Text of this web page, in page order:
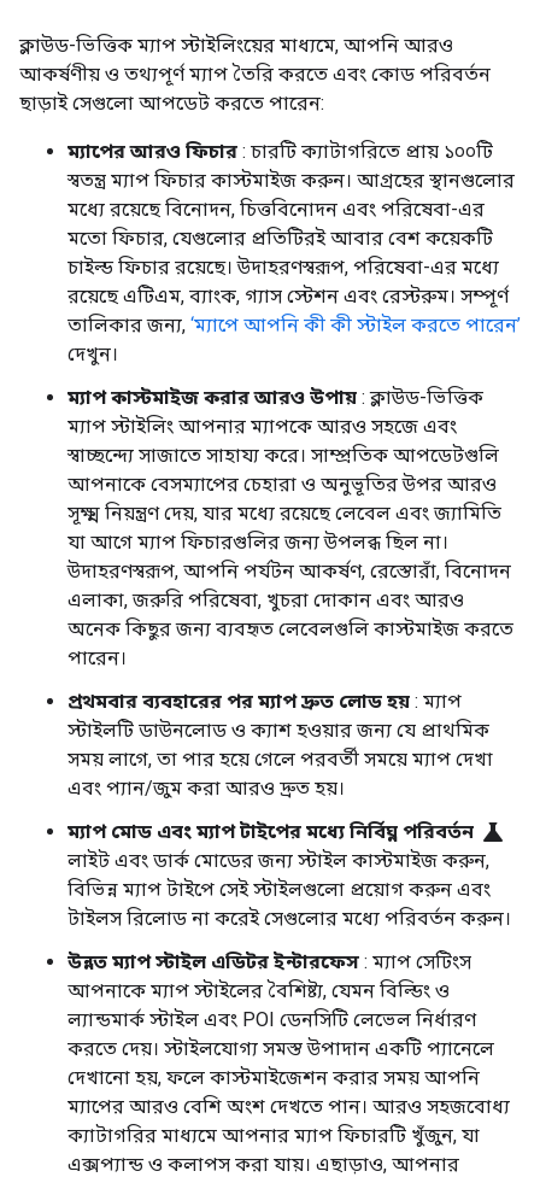
ক্লাউড-ভিত্তিক ম্যাপ স্টাইলিংয়ের মাধ্যমে, আপনি আরও
আকর্ষণীয় ও তথ্যপূর্ণ ম্যাপ তৈরি করতে এবং কোড পরিবর্তন
ছাড়াই সেগুলো আপডেট করতে পারেন:
ম্যাপের আরও ফিচার : চারটি ক্যাটাগরিতে প্রায় ১০০টি
স্বতন্ত্র ম্যাপ ফিচার কাস্টমাইজ করুন। আগ্রহের স্থানগুলোর
মধ্যে রয়েছে বিনোদন, চিত্তবিনোদন এবং পরিষেবা-এর
মতো ফিচার, যেগুলোর প্রতিটিরই আবার বেশ কয়েকটি
চাইল্ড ফিচার রয়েছে। উদাহরণস্বরূপ, পরিষেবা-এর মধ্যে
রয়েছে এটিএম, ব্যাংক, গ্যাস স্টেশন এবং রেস্টরুম। সম্পূর্ণ
তালিকার জন্য, ‘ম্যাপে আপনি কী কী স্টাইল করতে পারেন’
দেখুন।
ম্যাপ কাস্টমাইজ করার আরও উপায় : ক্লাউড-ভিত্তিক
ম্যাপ স্টাইলিং আপনার ম্যাপকে আরও সহজে এবং
স্বাচ্ছন্দ্যে সাজাতে সাহায্য করে। সাম্প্রতিক আপডেটগুলি
আপনাকে বেসম্যাপের চেহারা ও অনুভূতির উপর আরও
সূক্ষ্ম নিয়ন্ত্রণ দেয়, যার মধ্যে রয়েছে লেবেল এবং জ্যামিতি
যা আগে ম্যাপ ফিচারগুলির জন্য উপলব্ধ ছিল না।
উদাহরণস্বরূপ, আপনি পর্যটন আকর্ষণ, রেস্তোরাঁ, বিনোদন
এলাকা, জরুরি পরিষেবা, খুচরা দোকান এবং আরও
অনেক কিছুর জন্য ব্যবহৃত লেবেলগুলি কাস্টমাইজ করতে
পারেন।
প্রথমবার ব্যবহারের পর ম্যাপ দ্রুত লোড হয় : ম্যাপ
স্টাইলটি ডাউনলোড ও ক্যাশ হওয়ার জন্য যে প্রাথমিক
সময় লাগে, তা পার হয়ে গেলে পরবর্তী সময়ে ম্যাপ দেখা
এবং প্যান/জুম করা আরও দ্রুত হয়।
ম্যাপ মোড এবং ম্যাপ টাইপের মধ্যে নির্বিঘ্ন পরিবর্তন science
লাইট এবং ডার্ক মোডের জন্য স্টাইল কাস্টমাইজ করুন,
বিভিন্ন ম্যাপ টাইপে সেই স্টাইলগুলো প্রয়োগ করুন এবং
টাইলস রিলোড না করেই সেগুলোর মধ্যে পরিবর্তন করুন।
উন্নত ম্যাপ স্টাইল এডিটর ইন্টারফেস : ম্যাপ সেটিংস
আপনাকে ম্যাপ স্টাইলের বৈশিষ্ট্য, যেমন বিল্ডিং ও
ল্যান্ডমার্ক স্টাইল এবং POI ডেনসিটি লেভেল নির্ধারণ
করতে দেয়। স্টাইলযোগ্য সমস্ত উপাদান একটি প্যানেলে
দেখানো হয়, ফলে কাস্টমাইজেশন করার সময় আপনি
ম্যাপের আরও বেশি অংশ দেখতে পান। আরও সহজবোধ্য
ক্যাটাগরির মাধ্যমে আপনার ম্যাপ ফিচারটি খুঁজুন, যা
এক্সপ্যান্ড ও কলাপস করা যায়। এছাড়াও, আপনার